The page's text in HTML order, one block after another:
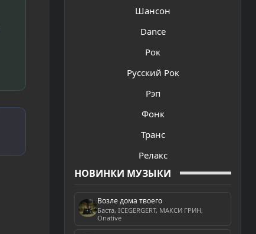
Шансон
Dance
Рок
Русский Рок
Рэп
Фонк
Транс
Релакс
НОВИНКИ МУЗЫКИ
Возле дома твоего
Баста, ICEGERGERT, МАКСИ ГРИН,
Onative